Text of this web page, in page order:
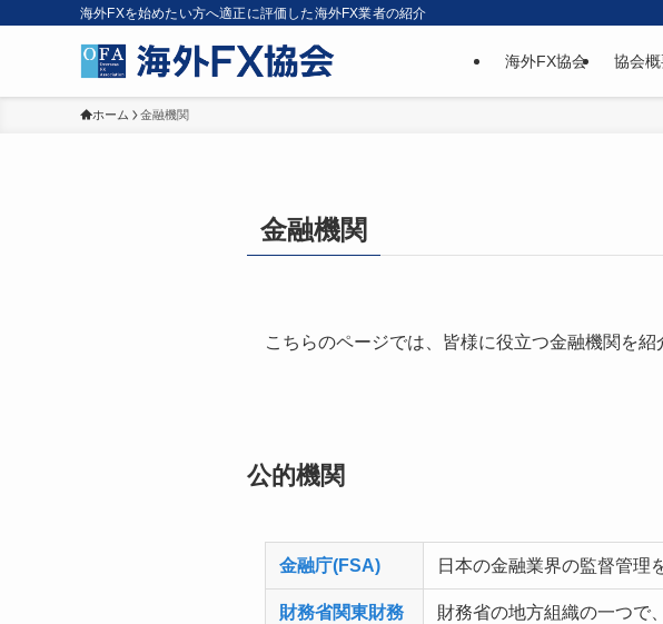
海外FXを始めたい方へ適正に評価した海外FX業者の紹介
海外FX協会 協会
ホーム 金融機関
金融機関
こちらのページでは、皆様に役立つ金融機関を紹
公的機関
金融庁(FSA) 日本の金融業界の監督管理
財務省関東財務
財務省の地方組織の一つで